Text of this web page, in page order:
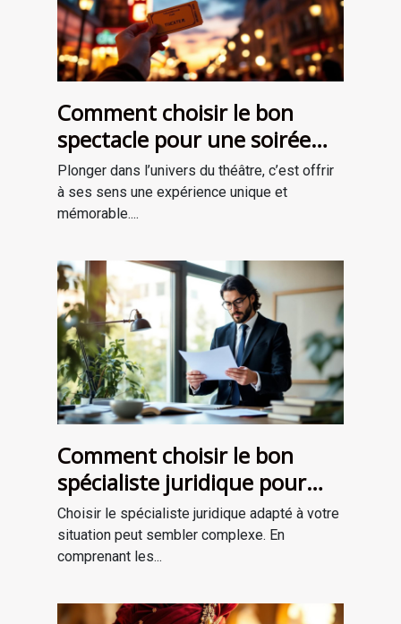
Comment choisir le bon
spectacle pour une soirée
théâtrale inoubliable ?
Plonger dans l’univers du théâtre, c’est offrir
à ses sens une expérience unique et
mémorable....
Comment choisir le bon
spécialiste juridique pour
vos besoins ?
Choisir le spécialiste juridique adapté à votre
situation peut sembler complexe. En
comprenant les...